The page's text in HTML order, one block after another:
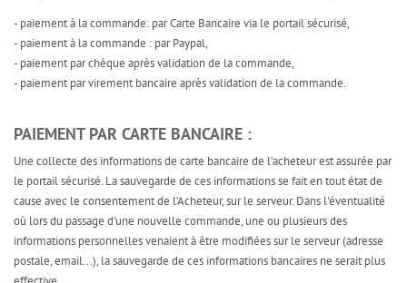
- paiement à la commande: par Carte Bancaire via le portail sécurisé,
- paiement à la commande : par Paypal,
- paiement par chèque après validation de la commande,
- paiement par virement bancaire après validation de la commande.
PAIEMENT PAR CARTE BANCAIRE :
Une collecte des informations de carte bancaire de l’acheteur est assurée par
le portail sécurisé. La sauvegarde de ces informations se fait en tout état de
cause avec le consentement de l’Acheteur, sur le serveur. Dans l'éventualité
où lors du passage d'une nouvelle commande, une ou plusieurs des
informations personnelles venaient à être modifiées sur le serveur (adresse
postale, email...), la sauvegarde de ces informations bancaires ne serait plus